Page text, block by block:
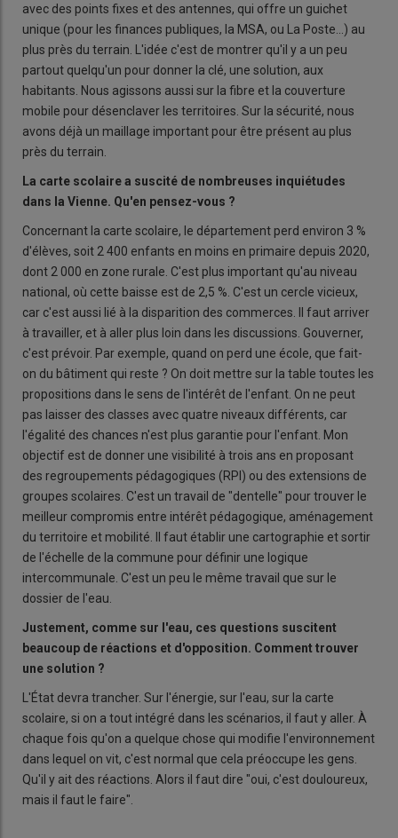
avec des points fixes et des antennes, qui offre un guichet
unique (pour les finances publiques, la MSA, ou La Poste…) au
plus près du terrain. L'idée c'est de montrer qu'il y a un peu
partout quelqu'un pour donner la clé, une solution, aux
habitants. Nous agissons aussi sur la fibre et la couverture
mobile pour désenclaver les territoires. Sur la sécurité, nous
avons déjà un maillage important pour être présent au plus
près du terrain.
La carte scolaire a suscité de nombreuses inquiétudes
dans la Vienne. Qu'en pensez-vous ?
Concernant la carte scolaire, le département perd environ 3 %
d'élèves, soit 2 400 enfants en moins en primaire depuis 2020,
dont 2 000 en zone rurale. C'est plus important qu'au niveau
national, où cette baisse est de 2,5 %. C'est un cercle vicieux,
car c'est aussi lié à la disparition des commerces. Il faut arriver
à travailler, et à aller plus loin dans les discussions. Gouverner,
c'est prévoir. Par exemple, quand on perd une école, que fait-
on du bâtiment qui reste ? On doit mettre sur la table toutes les
propositions dans le sens de l'intérêt de l'enfant. On ne peut
pas laisser des classes avec quatre niveaux différents, car
l'égalité des chances n'est plus garantie pour l'enfant. Mon
objectif est de donner une visibilité à trois ans en proposant
des regroupements pédagogiques (RPI) ou des extensions de
groupes scolaires. C'est un travail de "dentelle" pour trouver le
meilleur compromis entre intérêt pédagogique, aménagement
du territoire et mobilité. Il faut établir une cartographie et sortir
de l'échelle de la commune pour définir une logique
intercommunale. C'est un peu le même travail que sur le
dossier de l'eau.
Justement, comme sur l'eau, ces questions suscitent
beaucoup de réactions et d'opposition. Comment trouver
une solution ?
L'État devra trancher. Sur l'énergie, sur l'eau, sur la carte
scolaire, si on a tout intégré dans les scénarios, il faut y aller. À
chaque fois qu'on a quelque chose qui modifie l'environnement
dans lequel on vit, c'est normal que cela préoccupe les gens.
Qu'il y ait des réactions. Alors il faut dire "oui, c'est douloureux,
mais il faut le faire".